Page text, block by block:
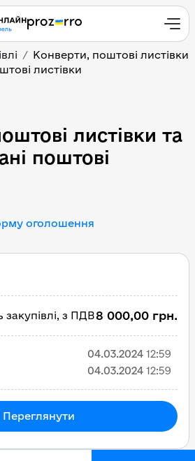
Конверти, поштові листівки
листівки
поштові
листівки та
поштові
оголошення
закупівлі, з ПДВ8 000,00 грн.
04.03.2024 12:59
04.03.2024 12:59
Переглянути